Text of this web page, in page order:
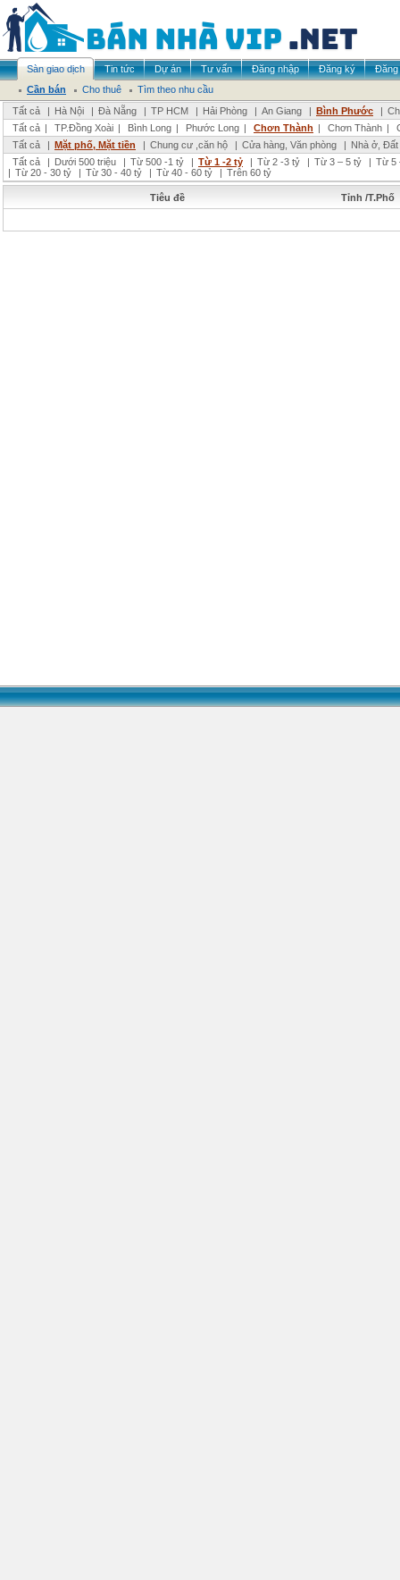
Sàn giao dịch Tin tức Dự án Tư vấn Đăng nhập Đăng ký
Đăng
Cần bán
Cho thuê
Tìm theo nhu cầu
Tất cả
| Hà Nội | Đà Nẵng | TP HCM | Hải Phòng | An Giang | Bình Phước |
Tất cả | TP.Đồng Xoài | Bình Long | Phước Long | Chơn Thành | Chơn Thành |
Tất cả
| Mặt phố, Mặt tiền | Chung cư ,căn hộ | Cửa hàng, Văn phòng | Nhà ở,
Tất cả
| Dưới 500 triệu | Từ 500 -1 tỷ | Từ 1 -2 tỷ | Từ 2 -3 tỷ | Từ 3 – 5 tỷ | Từ 5
| Từ 20 - 30 tỷ | Từ 30 - 40 tỷ | Từ 40 - 60 tỷ | Trên 60 tỷ
Tiêu đề Tỉnh /T.Phố